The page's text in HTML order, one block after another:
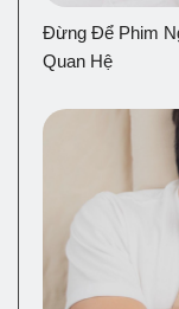
Đừng Để Phim
Quan Hệ